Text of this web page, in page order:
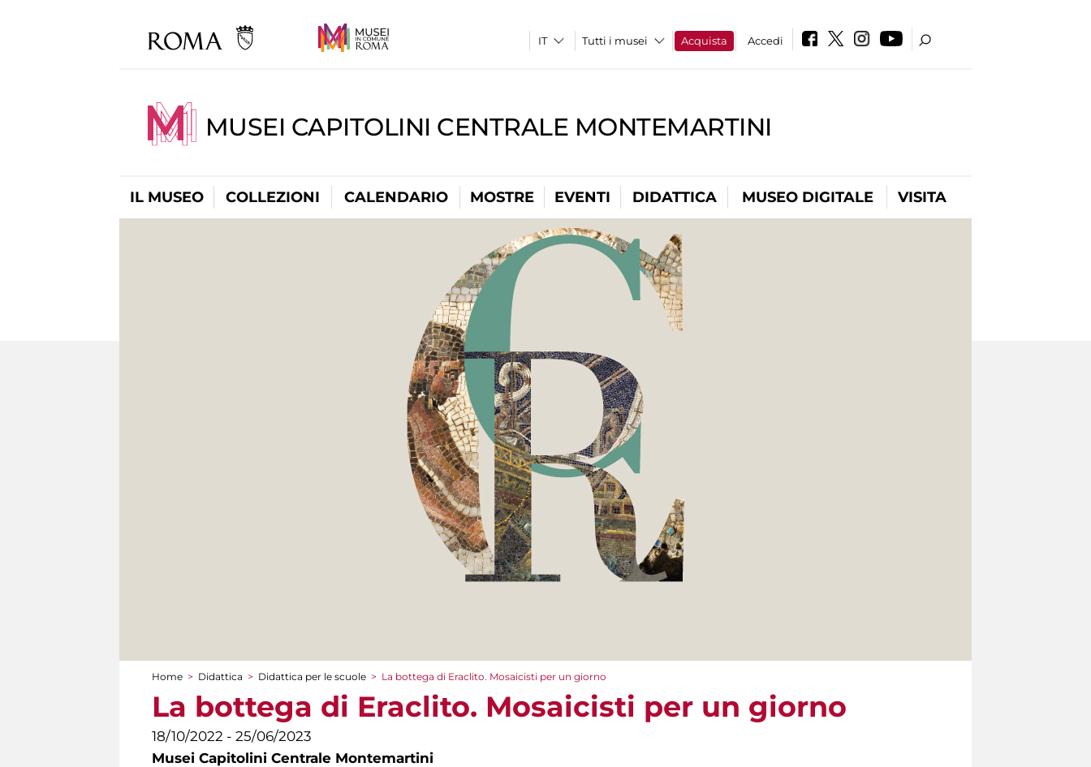
Tutti i musei Acquista Accedi
MUSEI CAPITOLINI CENTRALE MONTEMARTINI
IL MUSEO COLLEZIONI CALENDARIO MOSTRE EVENTI DIDATTICA MUSEO DIGITALE VISITA
Tu sei qui
Home > Didattica > Didattica per le scuole > La bottega di Eraclito. Mosaicisti per un giorno
La bottega di Eraclito. Mosaicisti per un giorno
18/10/2022 - 25/06/2023
Musei Capitolini Centrale Montemartini